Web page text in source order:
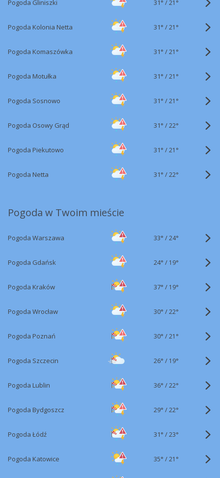
Pogoda Gliniszki 31° /21°
Pogoda Kolonia Netta 31° /21°
Pogoda Komaszówka 31° /21°
Pogoda Motułka 31° /21°
Pogoda Sosnowo 31° /21°
Pogoda Osowy Grąd 31° /22°
Pogoda Piekutowo 31° /21°
Pogoda Netta 31° /22°
Pogoda w Twoim mieście
Pogoda Warszawa 33° /24°
Pogoda Gdańsk 24° / 19°
Pogoda Kraków 37° / 19°
Pogoda Wrocław 30° /22°
Pogoda Poznań 30° /21°
Pogoda Szczecin 26° / 19°
Pogoda Lublin 36° /22°
Pogoda Bydgoszcz 29° /22°
Pogoda Łódź 31° /23°
Pogoda Katowice 35° /21°